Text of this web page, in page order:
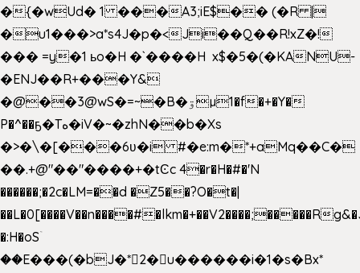
�{�wUd� 1 ���A3;iE$�� (�R |
�u1���>a*s4J�p�<Ji��Q��R!xZ�!
��� =y�1 ьo�H �`����H x$�5�(�KANU-
�ENJ��R+���Y&
�@��3@wS�=~�B�ۊµ1�f�+�Y�
P�^��ҕ�Tە�iV�~�zhN��b�Xs
�>�\�[���6ʋ�i #�e:m�*+aMq��C�
��.+@"��"����+�tϾc 4�r�H�#�'N
������;�2c�LM=��d �Z5��?O�t�|
��L�0[����V��n����#�lkm�+��V2����;�����R
�:H�oSۤ
��E���(�bJ�*2�u������i�1�s�Bx*